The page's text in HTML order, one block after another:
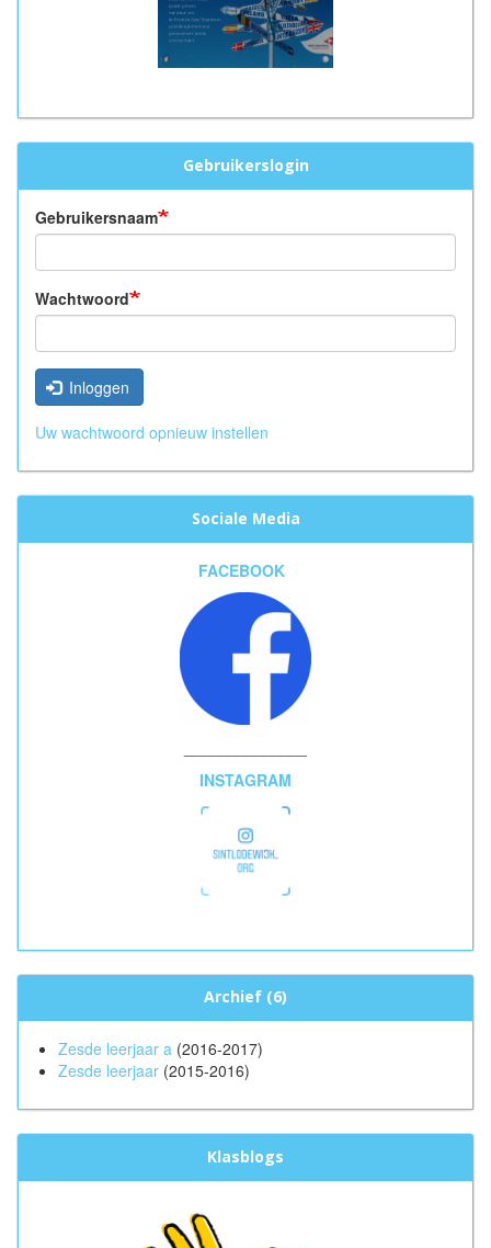
Gebruikerslogin
Gebruikersnaam
Wachtwoord
Inloggen
Uw wachtwoord opnieuw instellen
Sociale Media
FACEBOOK
INSTAGRAM
Archief (6)
Zesde leerjaar a (2016-2017)
Zesde leerjaar (2015-2016)
Klasblogs